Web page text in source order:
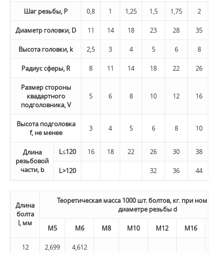
Шаг резьбы, P 0,8 1 1,25 1,5 1,75 2
Диаметр головки, D 11 14 18 23 28 35
Высота головки, k 2,5 3 4 5 6 8
Радиус сферы, R 8 11 14 18 22 26
Размер стороны
квадартного
подголовника, V
5 6 8 10 12 16
Высота подголовка
f, не менее
3 4 5 6 8 10
Длина
резьбовой
части, b
L≤120 16 18 22 26 30 38
L>120 32 36 44
Длина
болта
l, мм
Теоретическая масса 1000 шт. болтов, кг. при
диаметре резьбы d
М5 М6 М8 М10 М12 M16
12 2,699 4,612